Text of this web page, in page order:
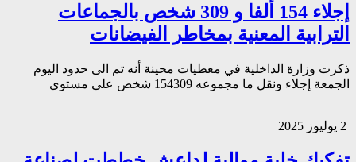
إجلاء 154 ألفا و 309 شخص بالجماعات
الترابية المعنية بمخاطر الفيضانات
ذكرت وزارة الداخلية في معطيات محينة أنه تم الى حدود اليوم
الجمعة إجلاء ونقل ما مجموعه 154309 شخص على مستوى